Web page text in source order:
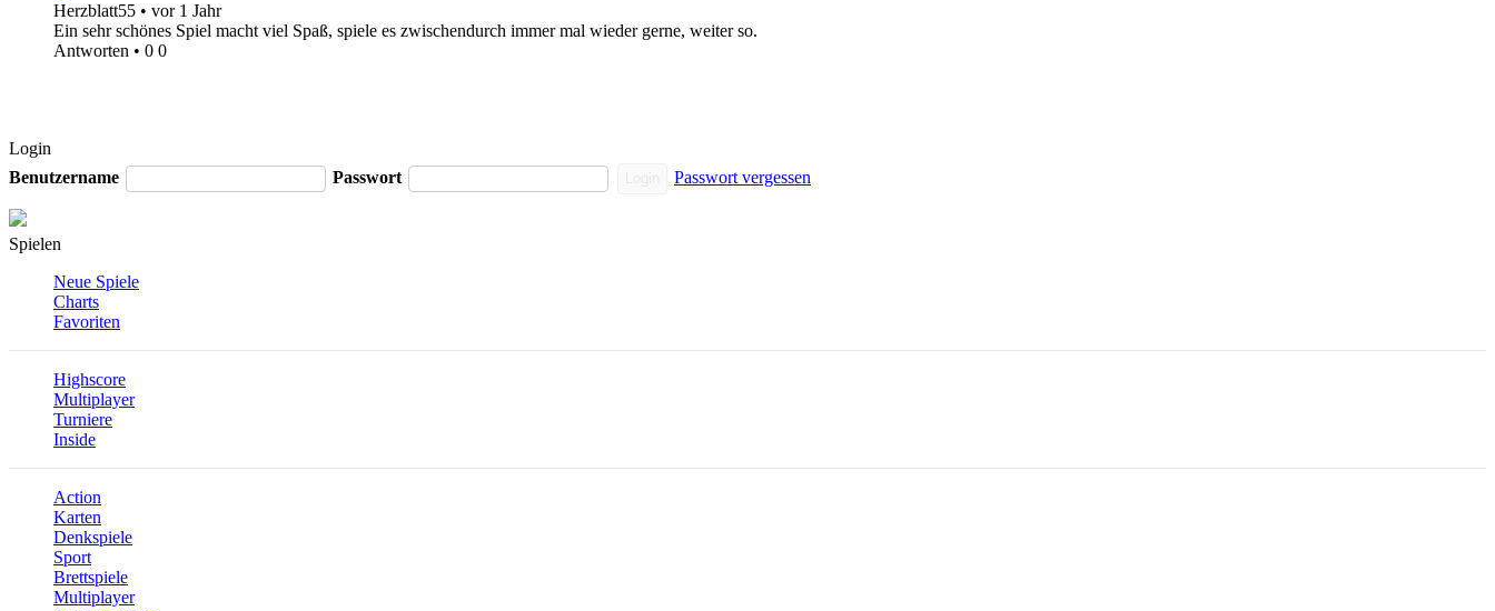
Herzblatt55 • vor 1 Jahr
Ein sehr schönes Spiel macht viel Spaß, spiele es zwischendurch immer mal wieder gerne, weiter so.
Antworten • 0 0
Login
Benutzername
Passwort Passwort vergessen
Spielen
Neue Spiele
Charts
Favoriten
Highscore
Multiplayer
Turniere
Inside
Action
Karten
Denkspiele
Sport
Brettspiele
Multiplayer